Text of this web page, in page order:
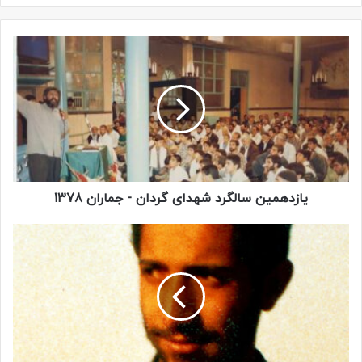
همانجا.
فایده نداشت و من که از سرپرست گردان دستور گرفته بودم در
محلی بالای دوکوهه منتظر بمانم، به اصرارهایشان بی توجهی
کردم.
آنها هم وقتی دیدند حرفشان اثری ندارد، هنوز نیامده، بنای رفتن
گذاشتند!… گفتند اصلا ما می رویم! ما از این گردان می رویم یک
جای دیگر! آمده ایم برویم جنگ، برویم خط مقدم…
***
مسلم و رفقایش هیچوقت از گردان علی اکبر نرفتند. اتفاقا خیلی
یازدهمین سالگرد شهدای گردان - جماران 1378